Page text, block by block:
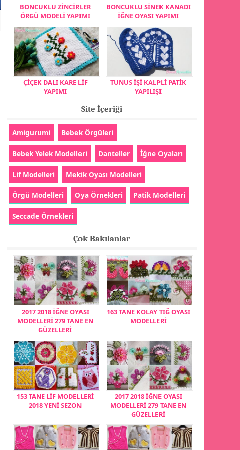
BONCUKLU ZİNCİRLER
ÖRGÜ MODELİ YAPIMI
BONCUKLU SİNEK KANADI
İĞNE OYASI YAPIMI
ÇİÇEK DALI KARE LİF
YAPIMI
TUNUS İŞİ KALPLİ PATİK
YAPILIŞI
Site İçeriği
Amigurumi Bebek Örgüleri
Bebek Yelek Modelleri Danteller İğne Oyaları
Lif Modelleri Mekik Oyası Modelleri
Örgü Modelleri Oya Örnekleri Patik Modelleri
Seccade Örnekleri
Çok Bakılanlar
2017 2018 İĞNE OYASI
MODELLERİ 279 TANE EN
GÜZELLERİ
163 TANE KOLAY TIĞ OYASI
MODELLERİ
153 TANE LİF MODELLERİ
2018 YENİ SEZON
2017 2018 İĞNE OYASI
MODELLERİ 279 TANE EN
GÜZELLERİ